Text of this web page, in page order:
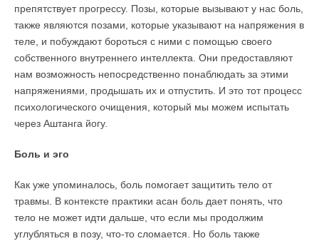
препятствует прогрессу. Позы, которые вызывают у нас боль,
также являются позами, которые указывают на напряжения в
теле, и побуждают бороться с ними с помощью своего
собственного внутреннего интеллекта. Они предоставляют
нам возможность непосредственно понаблюдать за этими
напряжениями, продышать их и отпустить. И это тот процесс
психологического очищения, который мы можем испытать
через Аштанга йогу.
Боль и эго
Как уже упоминалось, боль помогает защитить тело от
травмы. В контексте практики асан боль дает понять, что
тело не может идти дальше, что если мы продолжим
углубляться в позу, что-то сломается. Но боль также